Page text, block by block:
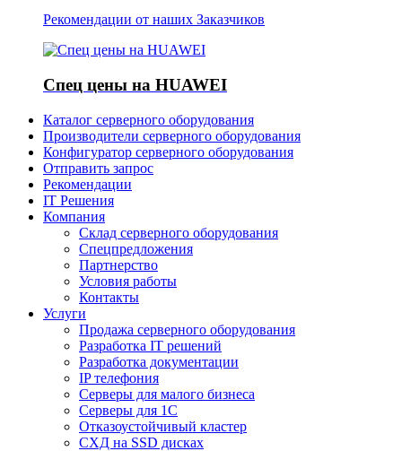
Рекомендации от наших Заказчиков
Спец цены на HUAWEI
Каталог серверного оборудования
Производители серверного оборудования
Конфигуратор серверного оборудования
Отправить запрос
Рекомендации
IT Решения
Компания
Склад серверного оборудования
Спецпредложения
Партнерство
Условия работы
Контакты
Услуги
Продажа серверного оборудования
Разработка IT решений
Разработка документации
IP телефония
Серверы для малого бизнеса
Серверы для 1С
Отказоустойчивый кластер
СХД на SSD дисках